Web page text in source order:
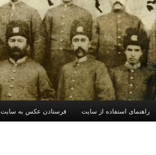
راهنمای استفاده از سایت فرستادن عکس به سایت